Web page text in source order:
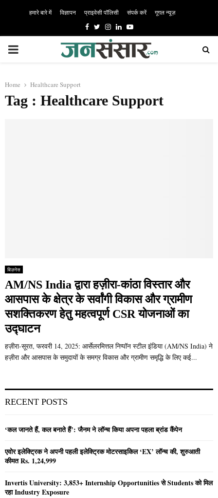
हमारे बारे में विज्ञापन प्राइवेसी पॉलिसी संपर्क करें गूगल न्यूज़
Facebook
TwitterInstagram
LinkedinYoutube
PRIMARY
Home Healthcare Support
Tag : Healthcare Support
बिज़नेस
AM/NS India द्वारा हज़ीरा-कांठा विस्तार और
आसपास के क्षेत्र के सर्वांगी विकास और ग्रामीण
सशक्तिकरण हेतु महत्वपूर्ण CSR योजनाओं का
उद्घाटन
हज़ीरा-सूरत, फरवरी 14, 2025: आर्सेलरमित्तल निप्पॉन स्टील इंडिया (AM/NS India) ने
हज़ीरा और आसपास के समुदायों के समग्र विकास और ग्रामीण समृद्धि के लिए कई...
RECENT POSTS
‘कल जानते हैं, कल बनाते हैं’: जैनम ने लॉन्च किया अपना पहला ब्रांड कैंपेन
एवोर इलेक्ट्रिक ने अपनी पहली इलेक्ट्रिक मोटरसाइकिल ‘EX’ लॉन्च की, शुरुआती
कीमत Rs. 1,24,999
Invertis University: 3,853+ Internship Opportunities से Students को मिल
रहा Industry Exposure